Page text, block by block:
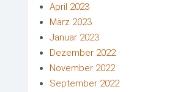
April 2023
März 2023
Januar 2023
Dezember 2022
November 2022
September 2022